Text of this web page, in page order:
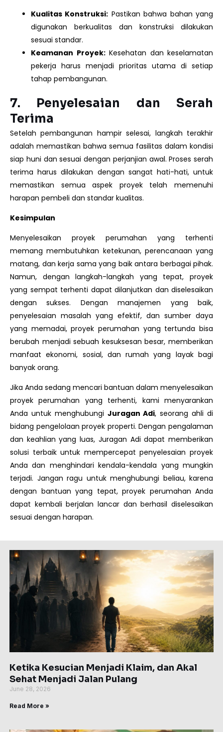
Kualitas Konstruksi: Pastikan bahwa bahan yang
digunakan berkualitas dan konstruksi dilakukan
sesuai standar.
Keamanan Proyek:Kesehatan dan keselamatan
pekerja harus menjadi prioritas utama di setiap
tahap pembangunan.
7. Penyelesaian dan Serah
Terima
Setelah pembangunan hampir selesai, langkah terakhir
adalah memastikan bahwa semua fasilitas dalam kondisi
siap huni dan sesuai dengan perjanjian awal. Proses serah
terima harus dilakukan dengan sangat hati-hati, untuk
memastikan semua aspek proyek telah memenuhi
harapan pembeli dan standar kualitas.
Kesimpulan
Menyelesaikan proyek perumahan yang terhenti
memang membutuhkan ketekunan, perencanaan yang
matang, dan kerja sama yang baik antara berbagai pihak.
Namun, dengan langkah-langkah yang tepat, proyek
yang sempat terhenti dapat dilanjutkan dan diselesaikan
dengan sukses. Dengan manajemen yang baik,
penyelesaian masalah yang efektif, dan sumber daya
yang memadai, proyek perumahan yang tertunda bisa
berubah menjadi sebuah kesuksesan besar, memberikan
manfaat ekonomi, sosial, dan rumah yang layak bagi
banyak orang.
Jika Anda sedang mencari bantuan dalam menyelesaikan
proyek perumahan yang terhenti, kami menyarankan
Anda untuk menghubungi Juragan Adi, seorang ahli di
bidang pengelolaan proyek properti. Dengan pengalaman
dan keahlian yang luas, Juragan Adi dapat memberikan
solusi terbaik untuk mempercepat penyelesaian proyek
Anda dan menghindari kendala-kendala yang mungkin
terjadi. Jangan ragu untuk menghubungi beliau, karena
dengan bantuan yang tepat, proyek perumahan Anda
dapat kembali berjalan lancar dan berhasil diselesaikan
sesuai dengan harapan.
Ketika Kesucian Menjadi Klaim, dan Akal
Sehat Menjadi Jalan Pulang
June 28, 2026
Read More »
PagePagePagePagePage